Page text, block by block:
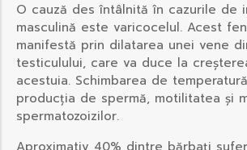
O cauză des întâlnită în cazurile de
masculină este varicocelul. Acest
manifestă prin dilatarea unei vene
testiculului, care va duce la
acestuia. Schimbarea de
producția de spermă, motilitatea și
spermatozoizilor.